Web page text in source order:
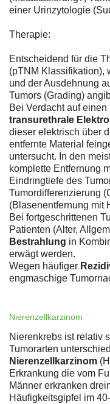
einer Urinzytologie
Therapie:
Entscheidend für die
(pTNM Klassifikation),
und der Ausdehnung
Tumors (Grading)
Bei Verdacht auf
transurethrale
dieser elektrisch über
entfernte Material
untersucht. In den
komplette Entfernung
Eindringtiefe des
Tumordifferenzierung
(Blasenentfernung mit
Bei fortgeschrittenen
Patienten (Alter,
Bestrahlung in
erwägt werden.
Wegen häufiger
engmaschige
Nierenzellkarzinom
Nierenkrebs ist relativ
Tumorarten
Nierenzellkarzinom
Erkrankung die vom
Männer erkranken
Häufigkeitsgipfel im